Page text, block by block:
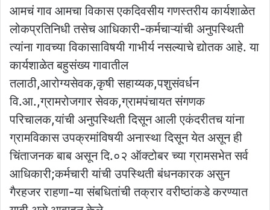
आमचं गाव आमचा विकास एकदिवसीय गणस्तरीय कार्यशाळेत
लोकप्रतिनिधी तसेच आधिकारी-कर्मचाऱ्यांची अनुपस्थिती
त्यांना गावच्या विकासाविषयी गाभीर्य नसल्याचे द्योतक आहे. या
कार्यशाळेत बहुसंख्य गावातील
तलाठी,आरोग्यसेवक,कृषी सहाय्यक,पशुसंवर्धन
वि.आ.,ग्रामरोजगार सेवक,ग्रामपंचायत संगणक
परिचालक,यांची अनुपस्थिती दिसून आली एकंदरीतच यांना
ग्रामविकास उपक्रमांविषयी अनास्था दिसून येत असून ही
चिंताजनक बाब असून दि.०२ ऑक्टोबर च्या ग्रामसभेत सर्व
आधिकारी;कर्मचारी यांची उपस्थिती बंधनकारक असुन
गैरहजर राहणा-या संबधितांची तक्रार वरीष्ठांकडे करण्यात